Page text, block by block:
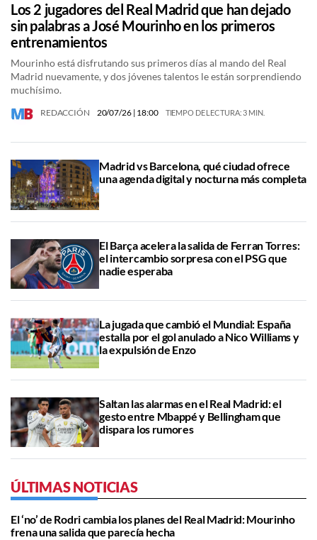
Los 2 jugadores del Real Madrid que han dejado
sin palabras a José Mourinho en los primeros
entrenamientos
Mourinho está disfrutando sus primeros días al mando del Real
Madrid nuevamente, y dos jóvenes talentos le están sorprendiendo
muchísimo.
REDACCIÓN 20/07/26| 18:00 TIEMPO DE LECTURA: 3 MIN.
Madrid vs Barcelona, qué ciudad ofrece
una agenda digital y nocturna más completa
El Barça acelera la salida de Ferran Torres:
el intercambio sorpresa con el PSG que
nadie esperaba
La jugada que cambió el Mundial: España
estalla por el gol anulado a Nico Williams y
la expulsión de Enzo
Saltan las alarmas en el Real Madrid: el
gesto entre Mbappé y Bellingham que
dispara los rumores
ÚLTIMAS NOTICIAS
El ‘no’ de Rodri cambia los planes del Real Madrid: Mourinho
frena una salida que parecía hecha